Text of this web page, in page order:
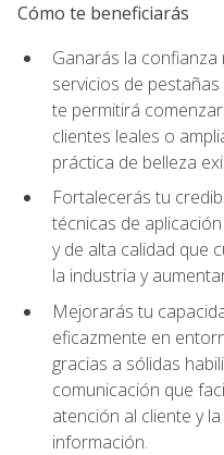
Cómo te beneficiarás
Ganarás la
servicios de
te permitirá
clientes leales o
práctica de belleza
Fortalecerás tu
técnicas de
y de alta calidad que
la industria y
Mejorarás tu
eficazmente en
gracias a sólidas
comunicación que
atención al cliente y
información.